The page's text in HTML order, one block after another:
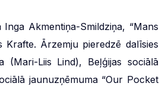
Akmentiņa-Smildziņa, “Mans
Krafte. Ārzemju pieredzē dalīsies
(Mari-Liis Lind), Beļģijas sociālā
jaunuzņēmuma “Our Pocket